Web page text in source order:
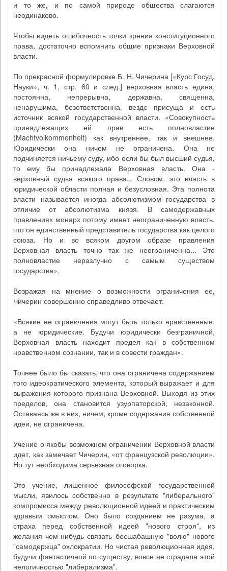
и то же, и по самой природе общества слагаются
неодинаково.
Чтобы видеть ошибочность точки зрения конституционного
права, достаточно вспомнить общие признаки Верховной
власти.
По прекрасной формулировке Б. Н. Чичерина [«Курс Госуд.
Науки», ч. 1, стр. 60 и след.] верховная власть едина,
постоянна, непрерывна, державна, священна,
ненарушима, безответственна, везде присуща и есть
источник всякой государственной власти. «Совокупность
принадлежащих ей прав есть полновластие
(Machtvolkommenheit) как внутреннее, так и внешнее.
Юридически она ничем не ограничена. Она не
подчиняется ничьему суду, ибо если бы был высший судья,
то ему бы принадлежала Верховная власть. Она -
верховный судья всякого права... Словом, это власть в
юридической области полная и безусловная. Эта полнота
власти называется иногда абсолютизмом государства в
отличие от абсолютизма князя. В самодержавных
правлениях монарх потому имеет неограниченную власть,
что он единственный представитель государства как целого
союза. Но и во всяком другом образе правления
Верховная власть точно так же неограниченна... Это
полновластие неразлучно с самым существом
государства».
Возражая на мнение о возможности ограничения ее,
Чичерин совершенно справедливо отвечает:
«Всякие ее ограничения могут быть только нравственные,
а не юридические. Будучи юридически безграничной,
Верховная власть находит предел как в собственном
нравственном сознании, так и в совести граждан».
Точнее было бы сказать, что она ограничена содержанием
того идеократического элемента, который выражает и для
выражения которого признана Верховной. Выходя из этих
пределов, она становится узурпаторской, незаконной.
Оставаясь же в них, ничем, кроме содержания собственной
идеи, не ограничена.
Учение о якобы возможном ограничении Верховной власти
идет, как замечает Чичерин, «от французской революции».
Но тут необходима серьезная оговорка.
Это учение, лишенное философской государственной
мысли, явилось собственно в результате "либерального"
компромисса между революционной идеей и практическим
здравым смыслом. Оно было созданием не разума, а
страха перед собственной идеей "нового строя", из
желания чем-нибудь связать бесшабашную "волю" нового
"самодержца" охлократии. Но чистая революционная идея,
будучи фантастичной по существу, вовсе не страдала этой
нелогичностью "либерализма".